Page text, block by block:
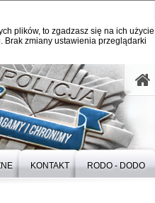
plików, to zgadzasz się na ich użycie
zmiany ustawienia przeglądarki
KONTAKT RODO - DODO